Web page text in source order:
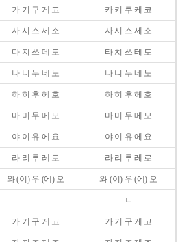
가 기 구 게 고 카 키 쿠 케 코
사 시 스 세 소 사 시 스 세 소
다 지 쓰 데 도 타 치 쓰 테 토
나 니 누 네 노 나 니 누 네 노
하 히 후 헤 호 하 히 후 헤 호
마 미 무 메 모 마 미 무 메 모
야 이 유 에 요 야 이 유 에 요
라 리 루 레 로 라 리 루 레 로
와 (이) 우 (에) 오 와 (이) 우 (에) 오
ㄴ
가 기 구 게 고 가 기 구 게 고